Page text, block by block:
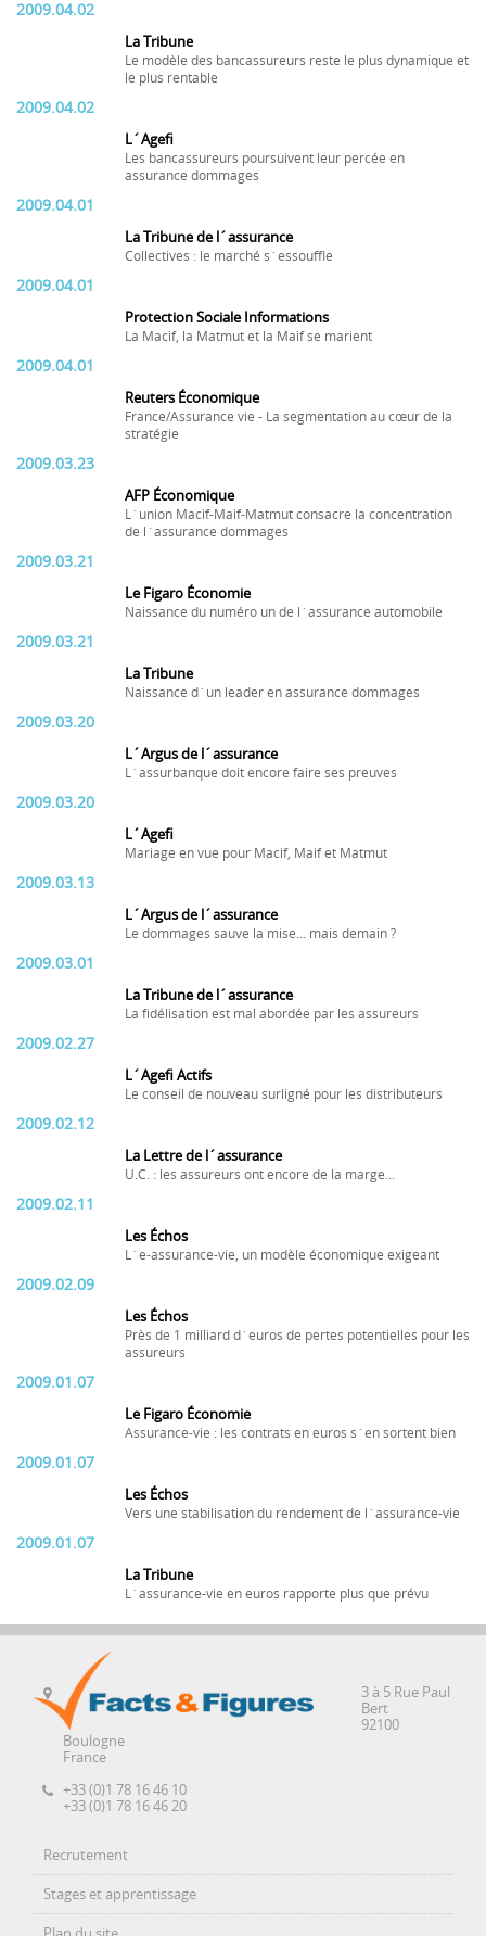
2009.04.02
La Tribune
Le modèle des bancassureurs reste le plus dynamique et
le plus rentable
2009.04.02
L´Agefi
Les bancassureurs poursuivent leur percée en
assurance dommages
2009.04.01
La Tribune de l´assurance
Collectives : le marché s´essouffle
2009.04.01
Protection Sociale Informations
La Macif, la Matmut et la Maif se marient
2009.04.01
Reuters Économique
France/Assurance vie - La segmentation au cœur de la
stratégie
2009.03.23
AFP Économique
L´union Macif-Maif-Matmut consacre la concentration
de l´assurance dommages
2009.03.21
Le Figaro Économie
Naissance du numéro un de l´assurance automobile
2009.03.21
La Tribune
Naissance d´un leader en assurance dommages
2009.03.20
L´Argus de l´assurance
L´assurbanque doit encore faire ses preuves
2009.03.20
L´Agefi
Mariage en vue pour Macif, Maif et Matmut
2009.03.13
L´Argus de l´assurance
Le dommages sauve la mise... mais demain ?
2009.03.01
La Tribune de l´assurance
La fidélisation est mal abordée par les assureurs
2009.02.27
L´Agefi Actifs
Le conseil de nouveau surligné pour les distributeurs
2009.02.12
La Lettre de l´assurance
U.C. : les assureurs ont encore de la marge...
2009.02.11
Les Échos
L´e-assurance-vie, un modèle économique exigeant
2009.02.09
Les Échos
Près de 1 milliard d´euros de pertes potentielles pour les
assureurs
2009.01.07
Le Figaro Économie
Assurance-vie : les contrats en euros s´en sortent bien
2009.01.07
Les Échos
Vers une stabilisation du rendement de l´assurance-vie
2009.01.07
La Tribune
L´assurance-vie en euros rapporte plus que prévu
3 à 5 Rue Paul
Bert
92100
Boulogne
France
+33 (0)1 78 16 46 10
+33 (0)1 78 16 46 20
Recrutement
Stages et apprentissage